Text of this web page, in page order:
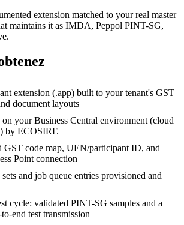
extension matched to your real master
maintains it as IMDA, Peppol PINT-SG,
extension (.app) built to your tenant's GST
document layouts
your Business Central environment (cloud
by ECOSIRE
GST code map, UEN/participant ID, and
Point connection
and job queue entries provisioned and
cycle: validated PINT-SG samples and a
end test transmission